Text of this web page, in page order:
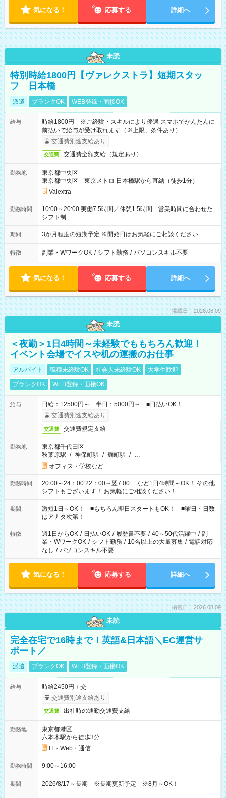
気になる！ 応募する 詳細へ
未読
特別時給1800円【ヴァレクストラ】短期スタッ
フ 日本橋
派遣 ブランクOK WEB登録・面接OK
給与
時給1800円 ※ご経験・スキルにより優遇 スマホでかんたんに
前払いで給与が受け取れます（※上限、条件あり）
交通費別途支給あり
交通費 交通費全額支給（規定あり）
勤務地
東京都中央区
東京都中央区 東京メトロ 日本橋駅から直結（徒歩1分）
Valextra
勤務時間
10:00～20:00 実働7.5時間／休憩1.5時間 営業時間に合わせた
シフト制
期間 3か月程度の短期予定 ※開始日はお気軽にご相談ください
特徴 副業・WワークOK / シフト勤務 / パソコンスキル不要
気になる！ 応募する 詳細へ
掲載日：2026.08.09
未読
＜夜勤＞1日4時間～未経験でももちろん歓迎！
イベント会場でイスや机の運搬のお仕事
アルバイト 職種未経験OK 社会人未経験OK
大学生歓迎
ブランクOK
WEB登録・面接OK
給与
日給：12500円～ 半日：5000円～ ■日払いOK！
交通費別途支給あり
交通費 交通費規定支給
勤務地
東京都千代田区
秋葉原駅 / 神保町駅 / 麹町駅 / …
オフィス・学校など
勤務時間
20:00～24：00 22：00～翌7:00 …など1日4時間～OK！ その他
シフトもございます！ お気軽にご相談ください！
期間
激短1日～OK！ ■もちろん即日スタートもOK！ ■曜日・日数
はアナタ次第！
特徴 週1日からOK / 日払いOK / 履歴書不要 / 40～50代活躍中 / 副
業・WワークOK / シフト勤務 / 10名以上の大量募集 / 電話対応
なし / パソコンスキル不要
気になる！ 応募する 詳細へ
掲載日：2026.08.09
未読
完全在宅で16時まで！英語&日本語＼EC運営サ
ポート／
派遣 ブランクOK WEB登録・面接OK
給与
時給2450円＋交
交通費別途支給あり
交通費 出社時の通勤交通費支給
勤務地
東京都港区
六本木駅から徒歩3分
IT・Web・通信
勤務時間 9:00～16:00
期間 2026/8/17～長期 ※長期更新予定 ※8月～OK！